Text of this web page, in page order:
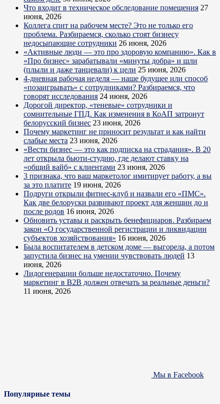
Что входит в техническое обследование помещения 27
июня, 2026
Коллега спит на рабочем месте? Это не только его
проблема. Разбираемся, сколько стоят бизнесу
недосыпающие сотрудники 26 июня, 2026
«Активные люди — это про здоровую компанию». Как в
«Про бизнес» зарабатывали «минуты добра» и шли
(плыли и даже танцевали) к цели 25 июня, 2026
4-дневная рабочая неделя — наше будущее или способ
«позаигрывать» с сотрудниками? Разбираемся, что
говорят исследования 24 июня, 2026
Дорогой директор, «теневые» сотрудники и
сомнительные ГПД. Как изменения в КоАП затронут
белорусский бизнес 23 июня, 2026
Почему маркетинг не приносит результат и как найти
слабые места 23 июня, 2026
«Вести бизнес — это как подписка на страдания». В 20
лет открыла бьюти-студию, где делают ставку на
«общий вайб» с клиентами 23 июня, 2026
3 признака, что ваш маркетолог имитирует работу, а вы
за это платите 19 июня, 2026
Подруги открыли фитнес-клуб и назвали его «ПМС».
Как две белоруски развивают проект для женщин до и
после родов 16 июня, 2026
Обновить уставы и раскрыть бенефициаров. Разбираем
закон «О государственной регистрации и ликвидации
субъектов хозяйствования» 16 июня, 2026
Была воспитателем в детском доме — выгорела, а потом
запустила бизнес на умении чувствовать людей 13
июня, 2026
Лидогенерации больше недостаточно. Почему
маркетинг в B2B должен отвечать за реальные деньги?
11 июня, 2026
Мы в Facebook
Популярные темы